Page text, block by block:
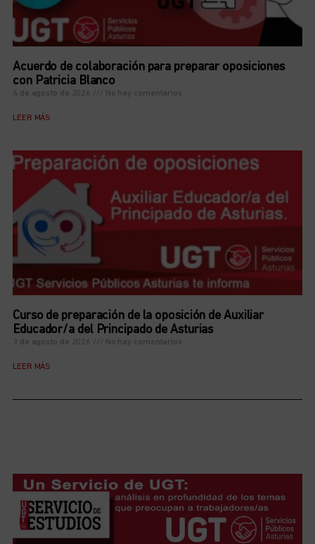
Acuerdo de colaboración para preparar oposiciones
con Patricia Blanco
4 de agosto de 2026 No hay comentarios
LEER MÁS
Curso de preparación de la oposición de Auxiliar
Educador/a del Principado de Asturias
3 de agosto de 2026 No hay comentarios
LEER MÁS